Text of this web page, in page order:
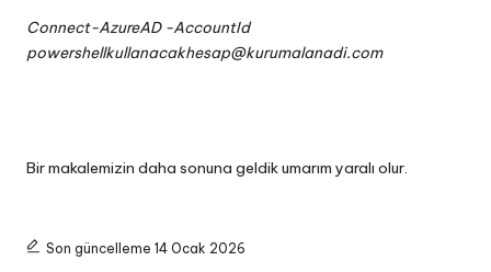
Connect-AzureAD -AccountId
powershellkullanacakhesap@kurumalanadi.com
Bir makalemizin daha sonuna geldik umarım yaralı olur.
Son güncelleme 14 Ocak 2026